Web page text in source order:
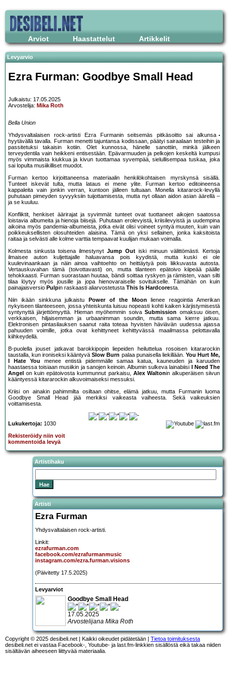
Arviot Haastattelut Artikkelit
Levyarvio
Ezra Furman: Goodbye Small Head
Julkaistu: 17.05.2025
Arvostelija: Mika Roth
Bella Union
Yhdysvaltalaisen rock-artisti Ezra Furmanin seitsemäs pitkäsoitto sai alkunsa
hyytävällä tavalla. Furman menetti tajuntansa kodissaan, päätyi sairaalaan testeihin ja
passitetuksi takaisin kotiin. Olet kunnossa, hänelle sanottiin, minkä jälkeen
terveydentila vain heikkeni entisestään. Epävarmuuden ja pelkojen keskeltä kumpusi
myös vimmaista kiukkua ja kivun tuottamaa syvempää, sielullisempaa tuskaa, joka
sai lopulta musiikilliset muodot.
Furman kertoo kirjoittaneensa materiaalin henkilökohtaisen myrskynsä sisällä.
Tunteet iskevät tulta, mutta lataus ei mene ylite. Furman kertoo editoineensa
kappaleita vain jonkin verran, kuntoon jälleen tultuaan. Monella kitararock-levyllä
puhutaan pimeyden syvyyksiin tuijottamisesta, mutta nyt ollaan aidon asian äärellä –
ja se kuuluu.
Konfliktit, henkiset äärirajat ja syvimmät tunteet ovat tuottaneet aikojen saatossa
loistavia albumeita ja hienoja biisejä. Puhutaan erolevyistä, kriisilevyistä ja uudempina
aikoina myös pandemia-albumeista, jotka eivät olisi voineet syntyä muuten, kuin vain
poikkeuksellisten olosuhteiden alaisina. Tämä on yksi sellainen, jonka kaksitoista
raitaa ja selvästi alle kolme varttia tempaavat kuulijan mukaan voimalla.
Kolmesta sinkusta toisena ilmestynyt Jump Out iski minuun välittömästi. Kertoja
ilmaisee auton kuljettajalle haluavansa pois kyydistä, mutta kuski ei ole
kuulevinaankaan ja näin ainoa vaihtoehto on heittäytyä pois liikkuvasta autosta.
Vertauskuvahan tämä (toivottavasti) on, mutta tilanteen epätoivo kiipeää päälle
tehokkaasti. Furman suorastaan huutaa, bändi soittaa ryskyen ja rämisten, vaan silti
tilaa löytyy myös jousille ja jopa hienovaraiselle sovitukselle. Tämähän on kuin
painajaisversio Pulpin raskaasti aliarvostetusta This Is Hardcoresta.
Niin ikään sinkkuna julkaistu
Power of the Moon lienee reagointia Amerikan
nykyiseen tilanteeseen, jossa yhteiskunta luisuu nopeasti kohti kaiken kärjistymisestä
syntynyttä järjettömyyttä. Hieman myöhemmin soivaSubmission omaksuu öisen,
verkkaisen, hiljaisemman ja urbaanimman soundin, mutta sama kierre jatkuu.
Elektronisen pintasilauksen saanut raita toteaa hyvisten häviävän uudessa ajassa
pahuuden voimille, jotka ovat kehittyneet kehittyvässä maailmassa pelottavalla
kiihkeydellä.
B-puolella jouset jatkavat barokkipopin liepeiden heiluttelua rosoisen kitararockin
taustalla, kun ironiseksi kääntyväSlow Burn palaa punaisella liekillään. You Hurt Me,
I Hate You menee entistä pidemmälle samaa katua, kauneuden ja karuuden
haastaessa toisiaan musiikin ja sanojen keinoin. Albumin sulkeva lainabiisi
I Need The
Angel on kuin epätoivosta kummunnut parkaisu, Alex Waltonin alkuperäisen siivun
kääntyessä kitararockin alkuvoimaiseksi messuksi.
Kriisi on ainakin pahimmilta osiltaan ohitse, elämä jatkuu, mutta Furmanin luoma
Goodbye Small Head jää merkiksi vaikeasta vaiheesta. Sekä vaikeuksien
voittamisesta.
Lukukertoja: 1030
Rekisteröidy niin voit
kommentoida levyä
Artistihaku
Artisti
Ezra Furman
Yhdysvaltalaisen rock-artisti.
Linkit:
ezrafurman.com
facebook.com/ezrafurmanmusic
instagram.com/ezra.furman.visions
(Päivitetty 17.5.2025)
Levyarviot
Goodbye Small Head
17.05.2025
Arvostelijana Mika Roth
Copyright © 2025 desibeli.net | Kaikki oikeudet pidätetään | Tietoa toimituksesta
desibeli.net ei vastaa Facebook-, Youtube- ja last.fm-linkkien sisällöstä eikä takaa niiden
sisältävän aiheeseen liittyvää materiaalia.